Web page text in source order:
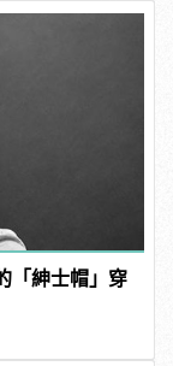
「紳士帽」穿